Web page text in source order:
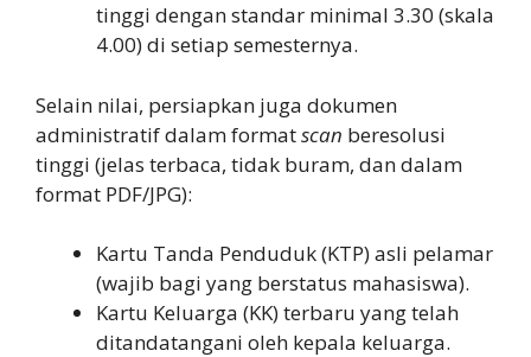
tinggi dengan standar minimal 3.30 (skala
4.00) di setiap semesternya.
Selain nilai, persiapkan juga dokumen
administratif dalam formatscan beresolusi
tinggi (jelas terbaca, tidak buram, dan dalam
format PDF/JPG):
Kartu Tanda Penduduk (KTP) asli pelamar
(wajib bagi yang berstatus mahasiswa).
Kartu Keluarga (KK) terbaru yang telah
ditandatangani oleh kepala keluarga.